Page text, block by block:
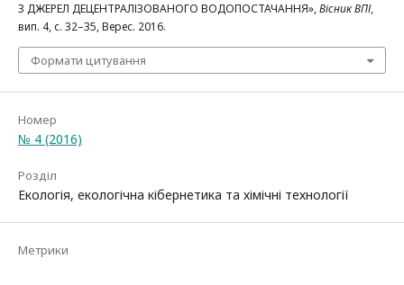
З ДЖЕРЕЛ ДЕЦЕНТРАЛІЗОВАНОГО ВОДОПОСТАЧАННЯ»,Вісник ВПІ,
вип. 4, с. 32–35, Верес. 2016.
Формати цитування
Номер
№ 4 (2016)
Розділ
Екологія, екологічна кібернетика та хімічні технології
Метрики